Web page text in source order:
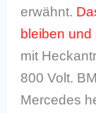
erwähnt.
bleiben und
mit
800 Volt.
Mercedes